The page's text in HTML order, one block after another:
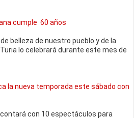
cumple 60 años
belleza de nuestro pueblo y de la
lo celebrará durante este mes de
la nueva temporada este sábado con
con 10 espectáculos para